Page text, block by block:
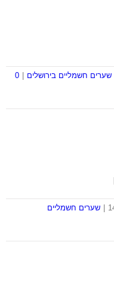
שערים חשמליים בירושלים
0
שערים חשמליים